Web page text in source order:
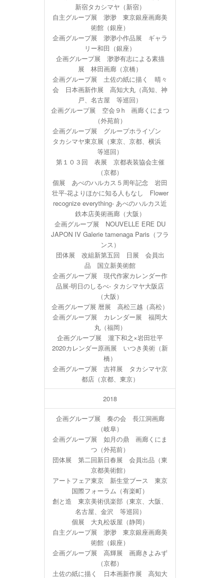
新宿タカシマヤ（新宿）
自主グループ展 渺渺 東京銀座画廊美
術館（銀座）
企画グループ展 渺渺小作品展 ギャラ
リー和田（銀座）
企画グループ展 渺渺有志による素描
展 林田画廊（京橋）
企画グループ展 土佐の紙に描く 晴々
会 日本画新作展 高知大丸（高知、神
戸、名古屋 等巡回）
企画グループ展 空会９h 画廊くにまつ
（外苑前）
企画グループ展 グループホライゾン
タカシマヤ東京展（東京、京都、横浜
等巡回）
第１０３回 表展 京都表装協会主催
（京都）
個展 あべのハルカス５周年記念 岩田
壮平-花よりほかに知る人もなし Flower
recognize everything- あべのハルカス近
鉄本店美術画廊（大阪）
企画グループ展 NOUVELLE ERE DU
JAPON IV Galerie tamenaga Paris（フラ
ンス）
団体展 改組新第五回 日展 会員出
品 国立新美術館
企画グループ展 現代作家カレンダー作
品展-明日のしるべ- タカシマヤ大阪店
（大阪）
企画グループ展 暦展 高松三越（高松）
企画グループ展 カレンダー展 福岡大
丸（福岡）
企画グループ展 瀧下和之×岩田壮平
2020カレンダー原画展 いつき美術（新
橋）
企画グループ展 吉祥展 タカシマヤ京
都店（京都、東京）
2018
企画グループ展 奏の会 長江洞画廊
（岐阜）
企画グループ展 如月の鼎 画廊くにま
つ（外苑前）
団体展 第二回新日春展 会員出品（東
京都美術館）
アートフェア東京 新生堂ブース 東京
国際フォーラム（有楽町）
創と造 東京美術倶楽部（東京、大阪、
名古屋、金沢 等巡回）
個展 大丸松坂屋（静岡）
自主グループ展 渺渺 東京銀座画廊美
術館（銀座）
企画グループ展 高輝展 画廊きよみず
（京都）
土佐の紙に描く 日本画新作展 高知大